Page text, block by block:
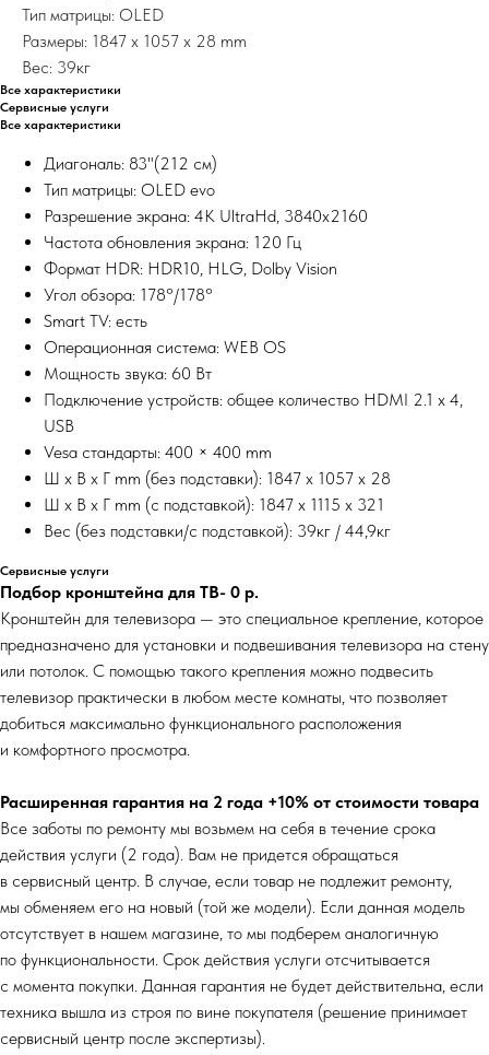
Тип матрицы: OLED
Размеры: 1847 x 1057 x 28 mm
Вес: 39кг
Все характеристики
Сервисные услуги
Все характеристики
Диагональ: 83"(212 см)
Тип матрицы: OLED evo
Разрешение экрана: 4K UltraHd, 3840х2160
Частота обновления экрана: 120 Гц
Формат HDR: HDR10, HLG, Dolby Vision
Угол обзора: 178°/178°
Smart TV: есть
Операционная система: WEB OS
Мощность звука: 60 Вт
Подключение устройств: общее количество HDMI 2.1 x 4,
USB
Vesa стандарты: 400 × 400 mm
Ш x В x Г mm (без подставки): 1847 x 1057 x 28
Ш x В x Г mm (с подставкой): 1847 x 1115 x 321
Вес (без подставки/с подставкой): 39кг / 44,9кг
Сервисные услуги
Подбор кронштейна для ТВ- 0 р.
Кронштейн для телевизора — это специальное крепление, которое
предназначено для установки и подвешивания телевизора на стену
или потолок. С помощью такого крепления можно подвесить
телевизор практически в любом месте комнаты, что позволяет
добиться максимально функционального расположения
и комфортного просмотра.
Расширенная гарантия на 2 года +10% от стоимости товара
Все заботы по ремонту мы возьмем на себя в течение срока
действия услуги (2 года). Вам не придется обращаться
в сервисный центр. В случае, если товар не подлежит ремонту,
мы обменяем его на новый (той же модели). Если данная модель
отсутствует в нашем магазине, то мы подберем аналогичную
по функциональности. Срок действия услуги отсчитывается
с момента покупки. Данная гарантия не будет действительна, если
техника вышла из строя по вине покупателя (решение принимает
сервисный центр после экспертизы).